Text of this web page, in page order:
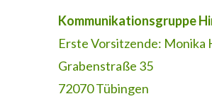
Kommunikationsgruppe
Erste Vorsitzende: Monika
Grabenstraße 35
72070 Tübingen